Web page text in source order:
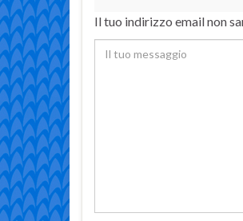
Il tuo indirizzo email non